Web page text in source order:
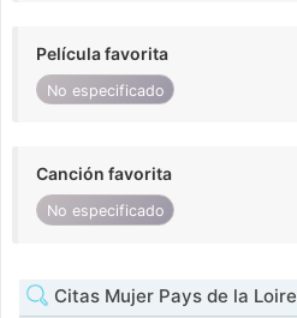
Película favorita
No especificado
Canción favorita
No especificado
Citas Mujer Pays de la Loire